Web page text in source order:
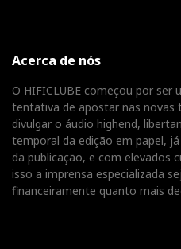
Acerca de nós
O HIFICLUBE começou por ser
tentativa de apostar nas novas
divulgar o áudio highend,
temporal da edição em papel,
da publicação, e com elevados
isso a imprensa especializada
financeiramente quanto mais